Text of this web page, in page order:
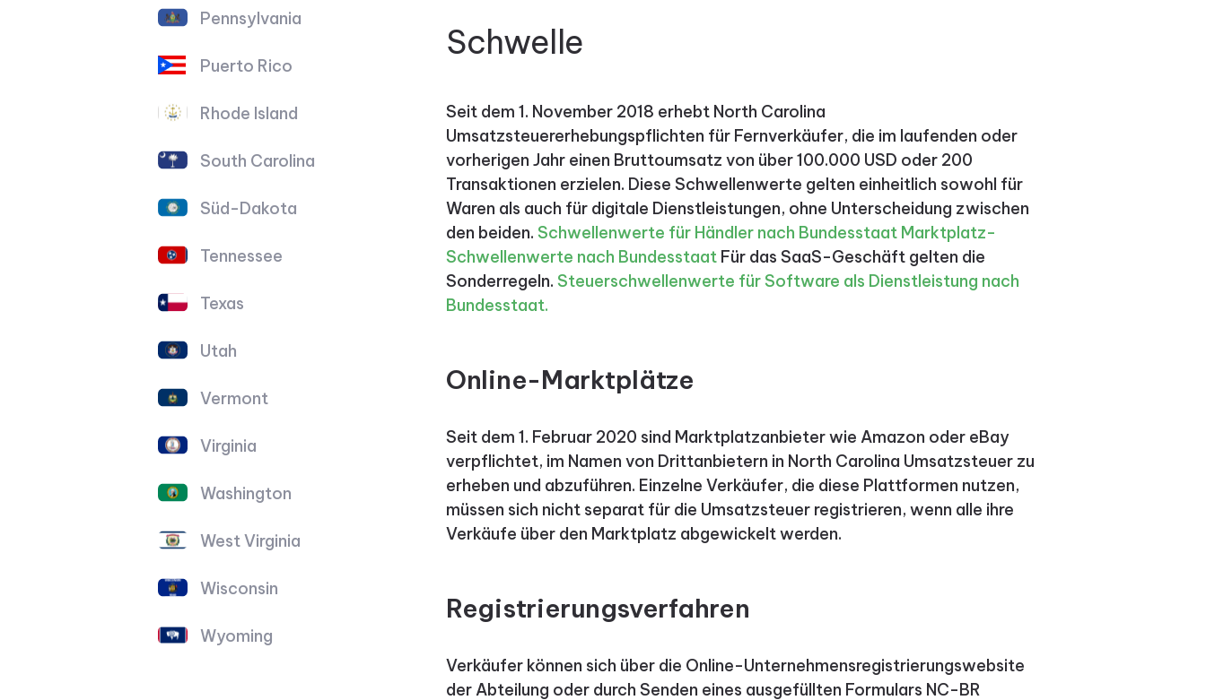
Pennsylvania
Puerto Rico
Rhode Island
South Carolina
Süd-Dakota
Tennessee
Texas
Utah
Vermont
Virginia
Washington
West Virginia
Wisconsin
Wyoming
Schwelle
Seit dem 1. November 2018 erhebt North Carolina
Umsatzsteuererhebungspflichten für Fernverkäufer, die im laufenden oder
vorherigen Jahr einen Bruttoumsatz von über 100.000 USD oder 200
Transaktionen erzielen. Diese Schwellenwerte gelten einheitlich sowohl für
Waren als auch für digitale Dienstleistungen, ohne Unterscheidung zwischen
den beiden. Schwellenwerte für Händler nach Bundesstaat Marktplatz-
Schwellenwerte nach BundesstaatFür das SaaS-Geschäft gelten die
Sonderregeln. Steuerschwellenwerte für Software als Dienstleistung nach
Bundesstaat.
Online-Marktplätze
Seit dem 1. Februar 2020 sind Marktplatzanbieter wie Amazon oder eBay
verpflichtet, im Namen von Drittanbietern in North Carolina Umsatzsteuer zu
erheben und abzuführen. Einzelne Verkäufer, die diese Plattformen nutzen,
müssen sich nicht separat für die Umsatzsteuer registrieren, wenn alle ihre
Verkäufe über den Marktplatz abgewickelt werden.
Registrierungsverfahren
Verkäufer können sich über die Online-Unternehmensregistrierungswebsite
der Abteilung oder durch Senden eines ausgefüllten Formulars NC-BR